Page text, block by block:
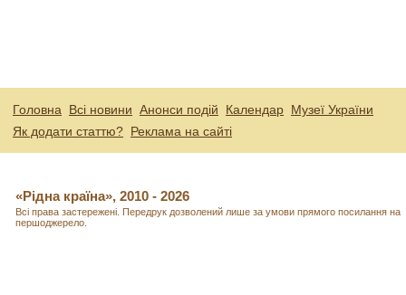
Головна Всі новини Анонси подій Календар Музеї України
Як додати статтю? Реклама на сайті
«Рідна країна», 2010 - 2026
Всі права застережені. Передрук дозволений лише за умови прямого посилання на
першоджерело.